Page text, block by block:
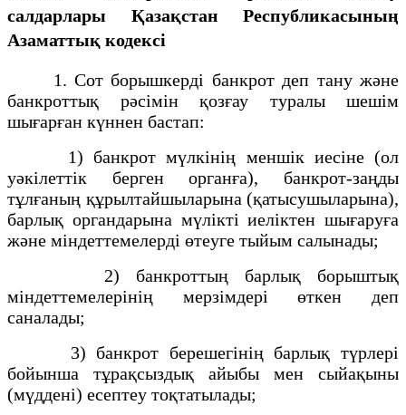
салдарлары Қазақстан Республикасының
Азаматтық кодексi
1. Сот борышкерді банкрот деп тану және
банкроттық рәсімін қозғау туралы шешім
шығарған күннен бастап:
1) банкрот мүлкінің меншік иесіне (ол
уәкілеттік берген органға), банкрот-заңды
тұлғаның құрылтайшыларына (қатысушыларына),
барлық органдарына мүлікті иеліктен шығаруға
және міндеттемелерді өтеуге тыйым салынады;
2) банкроттың барлық борыштық
мiндеттемелерiнiң мерзiмдерi өткен деп
саналады;
3) банкрот берешегінің барлық түрлерi
бойынша тұрақсыздық айыбы мен сыйақыны
(мүдденi) есептеу тоқтатылады;